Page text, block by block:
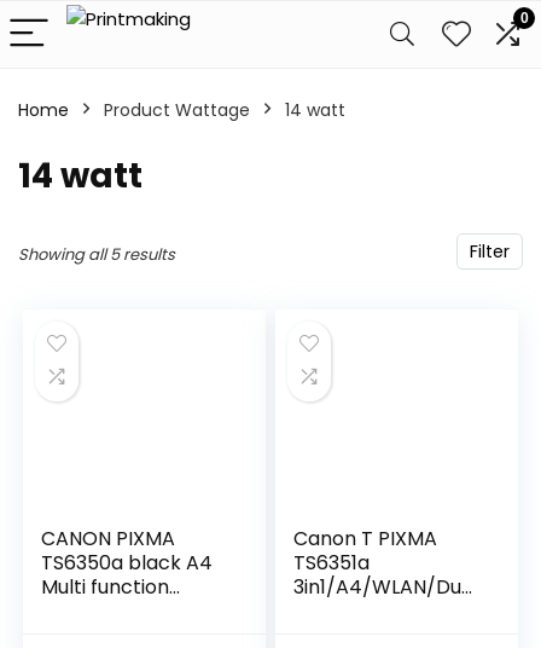
0
Home Product Wattage ‎14 watt
‎14 watt
Filter
Showing all 5 results
CANON PIXMA
TS6350a black A4
Multi function
Canon T PIXMA
TS6351a
3in1/A4/WLAN/Dupl